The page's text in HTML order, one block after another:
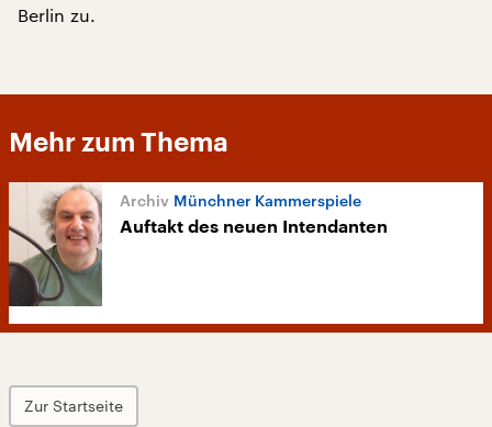
Berlin zu.
Mehr zum Thema
Münchner Kammerspiele
Auftakt des neuen Intendanten
Zur Startseite